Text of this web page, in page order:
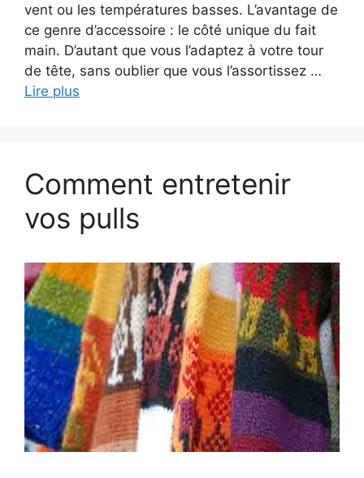
vent ou les températures basses. L’avantage de
ce genre d’accessoire : le côté unique du fait
main. D’autant que vous l’adaptez à votre tour
de tête, sans oublier que vous l’assortissez …
Lire plus
Comment entretenir
vos pulls